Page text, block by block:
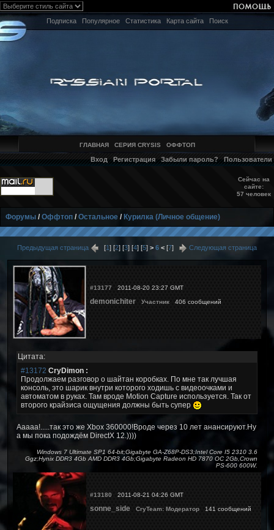
Подписка Популярное Статистика Карта сайта Поиск
ГЛАВНАЯ СЕРИЯ CRYSIS ОФФТОП
Вход Регистрация Забыли пароль? Пользователи
Сейчас на
сайте:
57 человек
Форумы /Оффтоп /Остальное / Курилка (Личное общение)
Предыдущая страница [1] [2] [3] [4] [5] > 6 < [7] Следующая страница
#13177 2011-08-20 23:27 GMT
demonichiter Участник 406 сообщений
Цитата:
#13172 CryDimon :
Продолжаем разговор о шайтан коробках. По мне так лучшая
консоль, это шарик внутри которого ходишь с видеоочками и
автоматом в руках. Там вроде Motion Capture используется. Так от
второго крайзиса ощущения должны быть супер
Ааааа!.....так это же Xbox 360000!Вроде через 10 лет анансируют.Ну
а мы пока подождём DirectX 12.))))
Windows 7 Ultimate SP1 64-bit;Gigabyte GA-Z68P-DS3;Intel Core I5 2310 3.6
Ggz;Hynix DDR3 4Gb AMD DDR3 4Gb;Gigabyte Radeon HD 7870 OC 2Gb,Crown
PS-600 600W.
#13180 2011-08-21 04:26 GMT
sonne_side CryTeam: Модератор 141 сообщений